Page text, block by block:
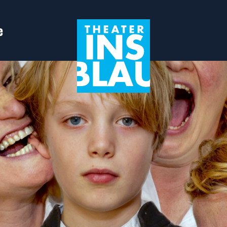
Leiden